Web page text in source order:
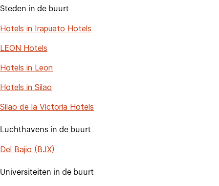
Steden in de buurt
Hotels in Irapuato Hotels
LEON Hotels
Hotels in Leon
Hotels in Silao
Silao de la Victoria Hotels
Luchthavens in de buurt
Del Bajio (BJX)
Universiteiten in de buurt